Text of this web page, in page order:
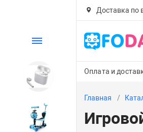
Доставка по
Оплата и
Каталог
Электроника
Детский транспорт
Главная